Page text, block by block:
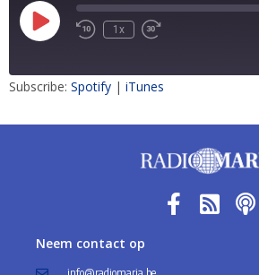
1x
Subscribe: Spotify | iTunes
Neem contact op